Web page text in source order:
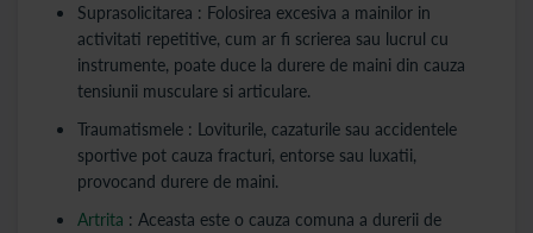
Suprasolicitarea : Folosirea excesiva a mainilor in
activitati repetitive, cum ar fi scrierea sau lucrul cu
instrumente, poate duce la durere de maini din cauza
tensiunii musculare si articulare.
Traumatismele : Loviturile, cazaturile sau accidentele
sportive pot cauza fracturi, entorse sau luxatii,
provocand durere de maini.
Artrita : Aceasta este o cauza comuna a durerii de